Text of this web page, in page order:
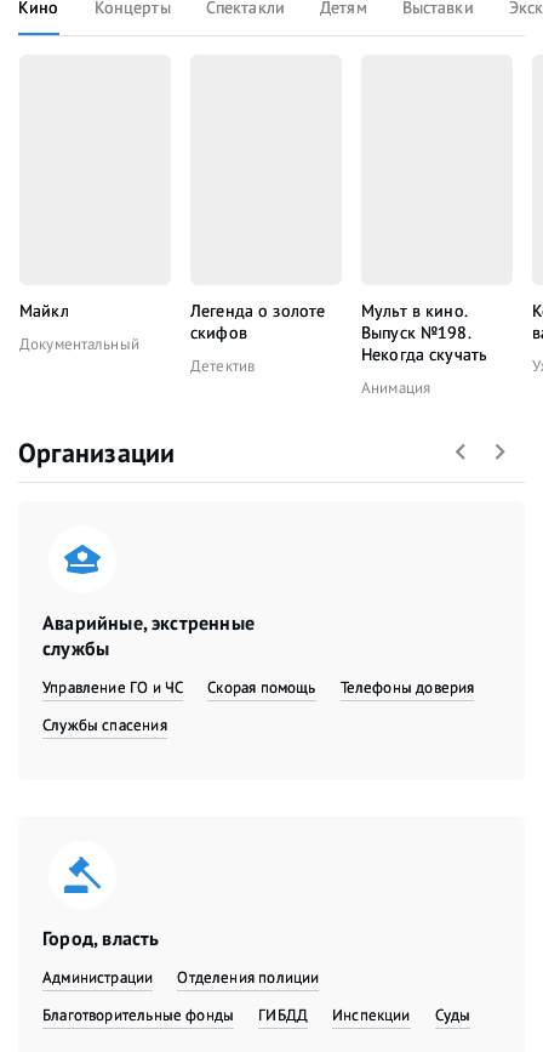
Кино Концерты Спектакли Детям Выставки
Майкл
Документальный
Легенда о золоте
скифов
Детектив
Мульт в кино.
Выпуск №198.
Некогда скучать
Анимация
Организации
Аварийные, экстренные
службы
Управление ГО и ЧС Скорая помощь
Телефоны доверия
Службы спасения
Город, власть
Администрации
Отделения полиции
Благотворительные фонды
ГИБДД Инспекции Суды